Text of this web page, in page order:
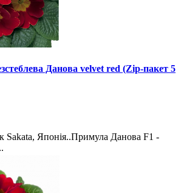
Данова velvet red (Zip-пакет 5
Sakata, Японія..Примула Данова F1 -